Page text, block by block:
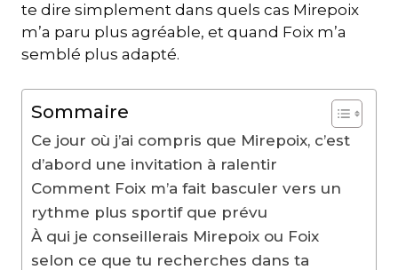
te dire simplement dans quels cas Mirepoix
m’a paru plus agréable, et quand Foix m’a
semblé plus adapté.
Sommaire
Ce jour où j’ai compris que Mirepoix, c’est
d’abord une invitation à ralentir
Comment Foix m’a fait basculer vers un
rythme plus sportif que prévu
À qui je conseillerais Mirepoix ou Foix
selon ce que tu recherches dans ta